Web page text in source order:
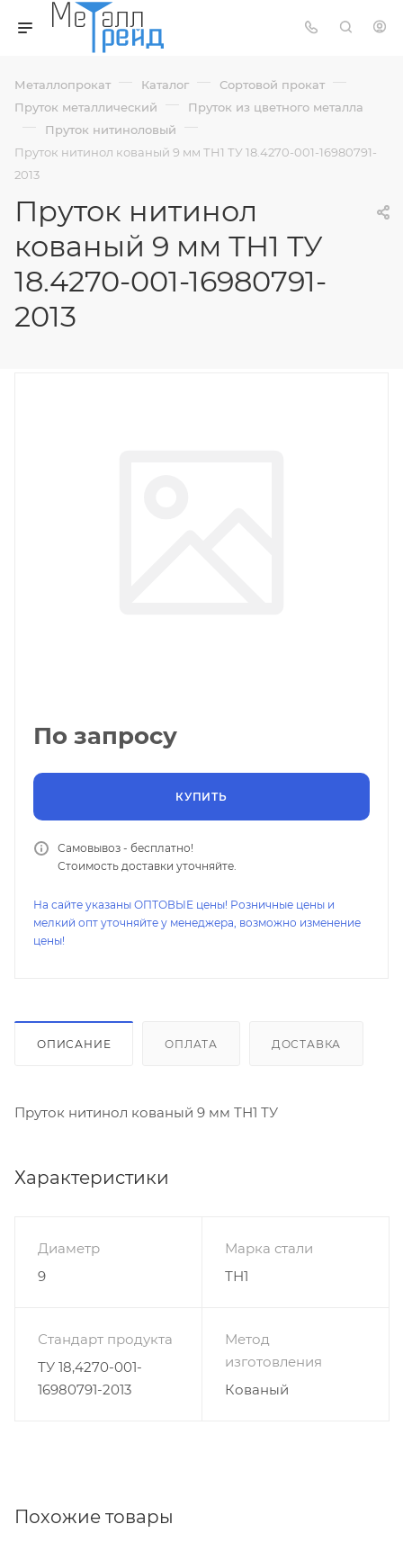
Металлопрокат — Каталог — Сортовой прокат —
Пруток металлический — Пруток из цветного металла
— Пруток нитиноловый —
Пруток нитинол кованый 9 мм ТН1 ТУ 18.4270-001-16980791-
2013
Пруток нитинол
кованый 9 мм ТН1 ТУ
18.4270-001-16980791-
2013
По запросу
КУПИТЬ
Самовывоз - бесплатно!
Стоимость доставки уточняйте.
На сайте указаны ОПТОВЫЕ цены! Розничные цены и
мелкий опт уточняйте у менеджера, возможно изменение
цены!
ОПИСАНИЕ ОПЛАТА ДОСТАВКА
Пруток нитинол кованый 9 мм ТН1 ТУ
Характеристики
Диаметр
9
Марка стали
ТН1
Стандарт продукта
ТУ 18,4270-001-
16980791-2013
Метод
изготовления
Кованый
Похожие товары